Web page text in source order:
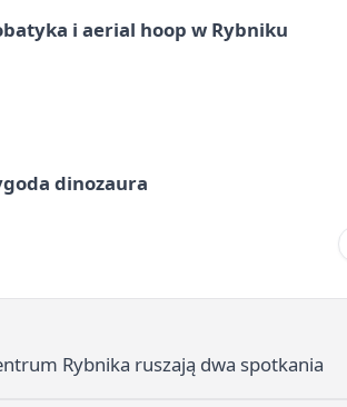
i aerial hoop w Rybniku
dinozaura
Rybnika ruszają dwa spotkania